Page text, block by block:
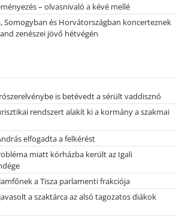
– olvasnivaló a kévé mellé
Somogyban és Horvátországban koncerteznek
zenészei jövő hétvégén
is betévedt a sérült vaddisznó
rendszert alakít ki a kormány a szakmai
elfogadta a felkérést
miatt kórházba került az Igali
a Tisza parlamenti frakciója
a szaktárca az alsó tagozatos diákok